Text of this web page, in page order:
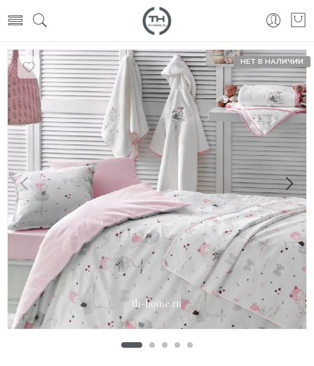
НЕТ В НАЛИЧИИ